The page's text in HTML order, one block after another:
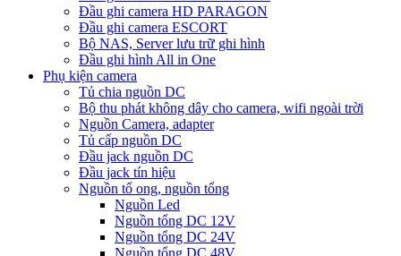
Đầu ghi camera HD PARAGON
Đầu ghi camera ESCORT
Bộ NAS, Server lưu trữ ghi hình
Đầu ghi hình All in One
Phụ kiện camera
Tủ chia nguồn DC
Bộ thu phát không dây cho camera, wifi ngoài trời
Nguồn Camera, adapter
Tủ cấp nguồn DC
Đầu jack nguồn DC
Đầu jack tín hiệu
Nguồn tổ ong, nguồn tổng
Nguồn Led
Nguồn tổng DC 12V
Nguồn tổng DC 24V
Nguồn tổng DC 48V